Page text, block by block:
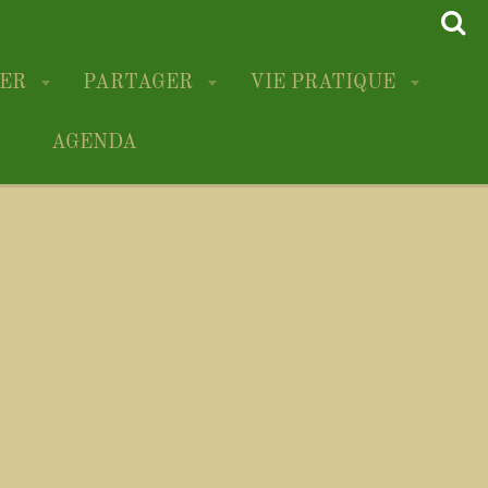
PARTAGER VIE PRATIQUE
AGENDA